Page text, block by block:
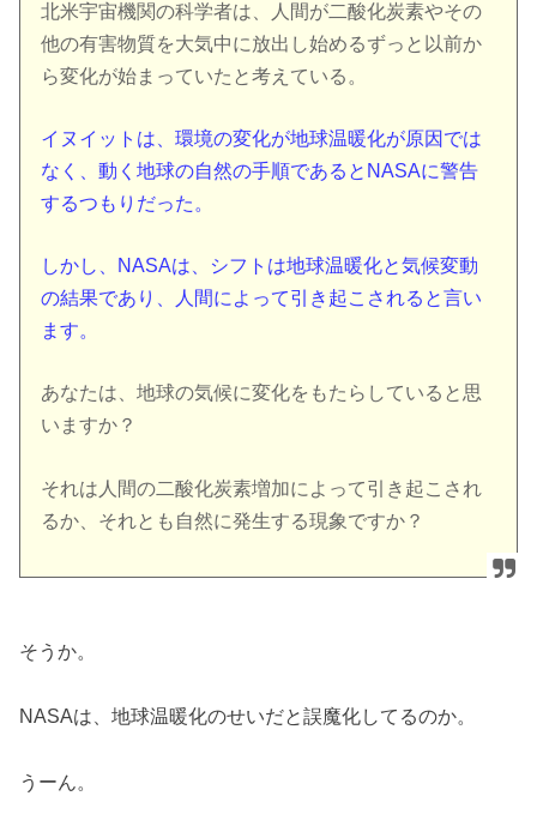
北米宇宙機関の科学者は、人間が二酸化炭素やその
他の有害物質を大気中に放出し始めるずっと以前か
ら変化が始まっていたと考えている。
イヌイットは、環境の変化が地球温暖化が原因では
なく、動く地球の自然の手順であるとNASAに警告
するつもりだった。
しかし、NASAは、シフトは地球温暖化と気候変動
の結果であり、人間によって引き起こされると言い
ます。
あなたは、地球の気候に変化をもたらしていると思
いますか？
それは人間の二酸化炭素増加によって引き起こされ
るか、それとも自然に発生する現象ですか？
そうか。
NASAは、地球温暖化のせいだと誤魔化してるのか。
うーん。